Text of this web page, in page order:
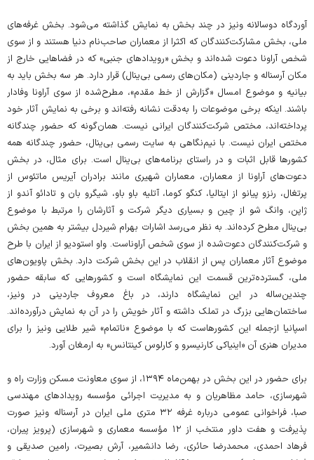
آوردگاه دوسالانه ونیز در چند بخش به نمایش گذاشته می‌شود. بخش غرفه‌های
ملی، بخش مشارکت‌کنندگان که اکثرا از معماران صاحب‌نام دنیا هستند و از سوی
شخص آراونا دعوت شده‌اند و بخش «رویدادهای جنبی» که در فضاهایی خارج از
مکان آرسناله و جاردینی (مکان‌های رسمی بی‌ینال) قرار دارد. هر سه بخش باید به
بیانیه و موضوع امسال «گزارش از خط مقدم»، مطرح‌شده از سوی آراونا وفادار
باشند. اینکه برخی موضوعات را به‌دقت نشانه رفته‌اند و برخی به نمایش آثار خود
پرداخته‌اند، مختص شرکت‌کنندگان ایرانی نیست. همان‌گونه که حضور چندگانه
مختص ایران نیست. با نیم‌نگاهی به سایت رسمی بی‌ینال، حضور چندگانه همه
کشورها قابل اثبات و در راستای برنامه‌های بی‌ینال است. برای مثال، در بخش
دعوت‌های آراونا از معماران، معماران شهیری مانند برادران آیریس ماتئوس از
پرتغال، رنزو پیانو از ایتالیا، کنگو کوما، آتلیه باو باو، شیگرو بان و تادائو آندو از
ژاپن، وانگ شو از چین و بسیاری دیگر شرکت و آثارشان را مرتبط با موضوع
بی‌ینال مطرح کرده‌اند. به نظر می‌رسد اشارات بهرام شیردل بیشتر به همین بخش
و شرکت‌کنندگان دعوت‌شده از سوی شخص آراوناست. واو استودیو از ایران با طرح
موضوع آثار معماران پس از انقلاب در این بخش شرکت دارد. بخش پاویون‌های
ملی، گسترده‌ترین قسمت این نمایشگاه است و کشورهایی که سابقه حضور
چندین‌ساله در این نمایشگاه دارند، در باغ معروف جاردینی در ونیز،
ساختمان‌هایی بزرگ در تملک داشته و آثار خویش را در آن به نمایش درآورده‌اند.
اسپانیا ازجمله این کشورهاست که با موضوع «ناتمام» شیر طلایی ونیز را برای
مدیران هنری آن «اینیاکی کارنیسرو و کارلوس کینتانس» به ارمغان آورد.
برای حضور در این بخش در بهمن‌ماه ۱۳۹۴، از سوی معاونت مسکن وزارت راه و
شهرسازی، حامد مظاهریان و به مدیریت اجرائی مؤسسه رویدادهای مهندسی
صبا، فراخوانی عمومی درباره غرفه ۳۲ متری ملی ایران در آرسناله ونیز صورت
پذیرفت و هفت داور منتخب از ۱۲ مؤسسه معماری و شهرسازی (پرویز پیران،
فرهاد احمدی، محمدرضا حائری، رضا دانشمیر، آرش بصیرت، رامین صدیقی و